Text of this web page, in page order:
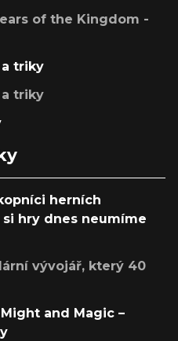
of the Kingdom -
triky
triky
herních
hry dnes neumíme
vývojář, který 40
and Magic –